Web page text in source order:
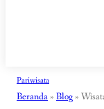
Pariwisata
Beranda » Blog »